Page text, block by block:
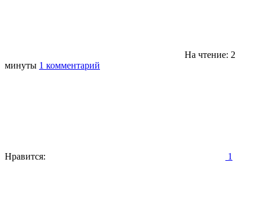
На чтение: 2
минуты 1 комментарий
Нравится: 1